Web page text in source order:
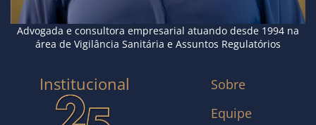
Advogada e consultora empresarial atuando desde 1994 na
área de Vigilância Sanitária e Assuntos Regulatórios
Institucional
Sobre
Equipe